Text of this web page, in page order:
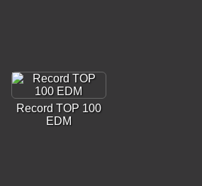
Record TOP 100
EDM